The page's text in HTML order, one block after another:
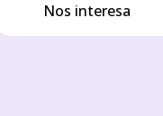
Nos interesa